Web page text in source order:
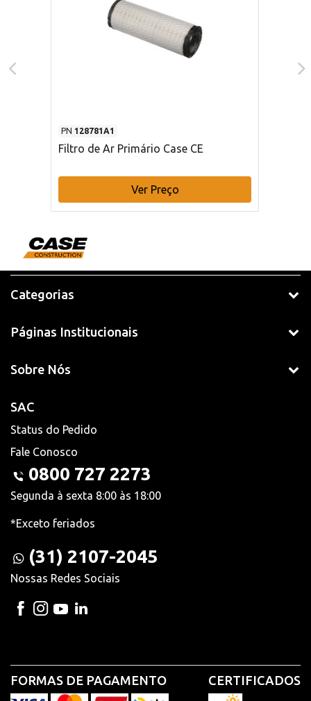
PN 128781A1
Filtro de Ar Primário Case CE
Ver Preço
Categorias
Páginas Institucionais
Sobre Nós
SAC
Status do Pedido
Fale Conosco
0800 727 2273
Segunda à sexta 8:00 às 18:00
*Exceto feriados
(31) 2107-2045
Nossas Redes Sociais
FORMAS DE PAGAMENTO CERTIFICADOS